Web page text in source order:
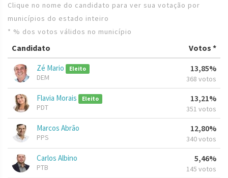
Clique no nome do candidato para ver sua votação por
municípios do estado inteiro
* % dos votos válidos no município
Candidato Votos *
Zé Mario Eleito
DEM
13,85%
368 votos
Flavia Morais Eleito
PDT
13,21%
351 votos
Marcos Abrão
PPS
12,80%
340 votos
Carlos Albino
PTB
5,46%
145 votos